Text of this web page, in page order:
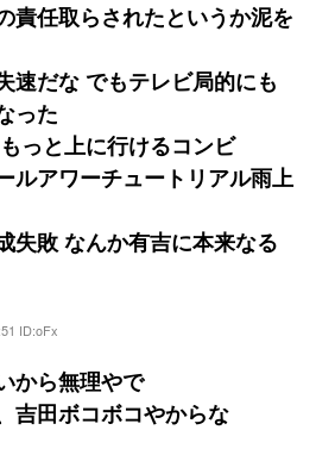
責任取らされたというか泥を
速だな でもテレビ局的にも
った
っと上に行けるコンビ
ルアワーチュートリアル雨上
失敗 なんか有吉に本来なる
ID:oFx
から無理やで
吉田ボコボコやからな